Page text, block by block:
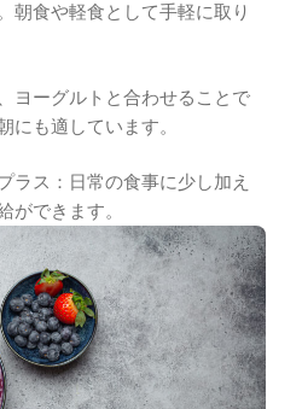
朝食や軽食として手軽に取り
ヨーグルトと合わせることで
にも適しています。
ラス：日常の食事に少し加え
ができます。